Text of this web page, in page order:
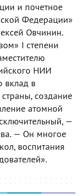
и почетное
Федерации»
Овчинин.
I степени
НИИ
вклад в
создание
атомной
—
— Он многое
воспитания